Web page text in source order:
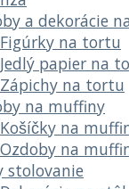
a dekorácie
Figúrky na tortu
Jedlý papier na
Zápichy na tortu
na muffiny
Košíčky na
Ozdoby na
stolovanie